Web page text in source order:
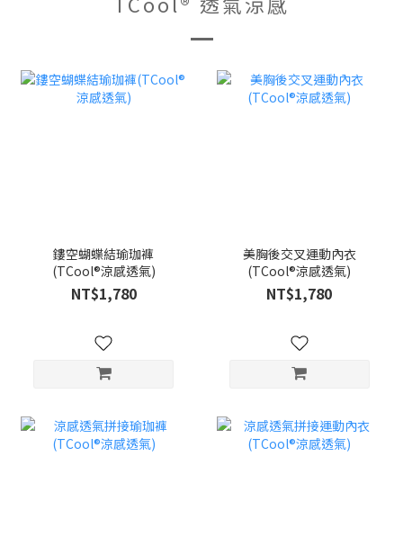
鏤空蝴蝶結瑜珈褲
(TCool®涼感透氣)
NT$1,780
美胸後交叉運動內衣
(TCool®涼感透氣)
NT$1,780